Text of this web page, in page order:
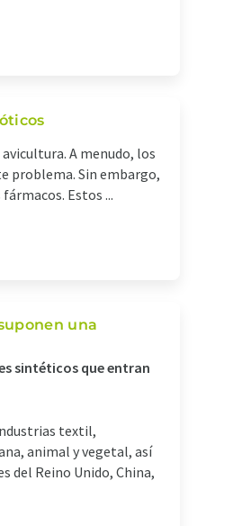
A menudo, los
problema. Sin embargo,
Estos ...
una
sintéticos que entran
textil,
animal y vegetal, así
del Reino Unido, China,